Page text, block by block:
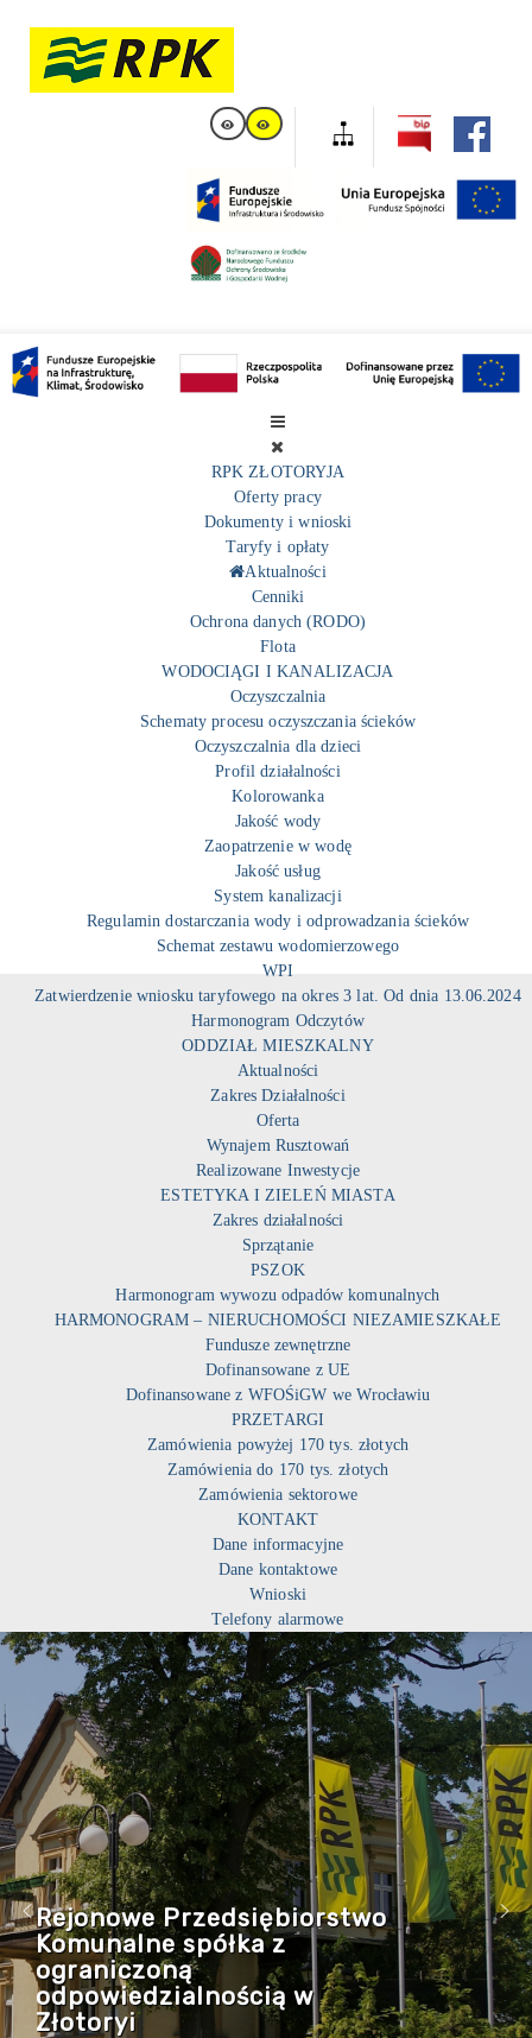
RPK ZŁOTORYJA
Oferty pracy
Dokumenty i wnioski
Taryfy i opłaty
Aktualności
Cenniki
Ochrona danych (RODO)
Flota
WODOCIĄGI I KANALIZACJA
Oczyszczalnia
Schematy procesu oczyszczania ścieków
Oczyszczalnia dla dzieci
Profil działalności
Kolorowanka
Jakość wody
Zaopatrzenie w wodę
Jakość usług
System kanalizacji
Regulamin dostarczania wody i odprowadzania ścieków
Schemat zestawu wodomierzowego
WPI
Zatwierdzenie wniosku taryfowego na okres 3 lat. Od dnia 13.06.2024
Harmonogram Odczytów
ODDZIAŁ MIESZKALNY
Aktualności
Zakres Działalności
Oferta
Wynajem Rusztowań
Realizowane Inwestycje
ESTETYKA I ZIELEŃ MIASTA
Zakres działalności
Sprzątanie
PSZOK
Harmonogram wywozu odpadów komunalnych
HARMONOGRAM – NIERUCHOMOŚCI NIEZAMIESZKAŁE
Fundusze zewnętrzne
Dofinansowane z UE
Dofinansowane z WFOŚiGW we Wrocławiu
PRZETARGI
Zamówienia powyżej 170 tys. złotych
Zamówienia do 170 tys. złotych
Zamówienia sektorowe
KONTAKT
Dane informacyjne
Dane kontaktowe
Wnioski
Telefony alarmowe
Rejonowe Przedsiębiorstwo
Komunalne spółka z
ograniczoną
odpowiedzialnością w
Złotoryi